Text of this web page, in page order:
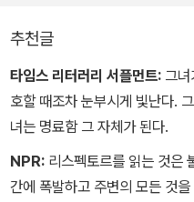
이 잡아먹을 암탉에게 잡아먹히
추천글
타임스 리터러리 서플먼트: 그
호할 때조차 눈부시게 빛난다.
녀는 명료함 그 자체가 된다.
NPR: 리스펙토르를 읽는 것은
간에 폭발하고 주변의 모든 것